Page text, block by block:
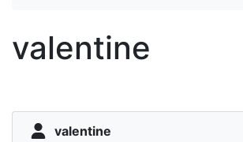
valentine
valentine